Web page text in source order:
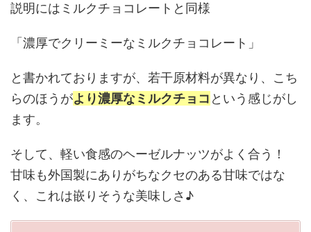
説明にはミルクチョコレートと同様
「濃厚でクリーミーなミルクチョコレート」
と書かれておりますが、若干原材料が異なり、こち
らのほうがより濃厚なミルクチョコ という感じがし
ます。
そして、軽い食感のヘーゼルナッツがよく合う！
甘味も外国製にありがちなクセのある甘味ではな
く、これは嵌りそうな美味しさ♪